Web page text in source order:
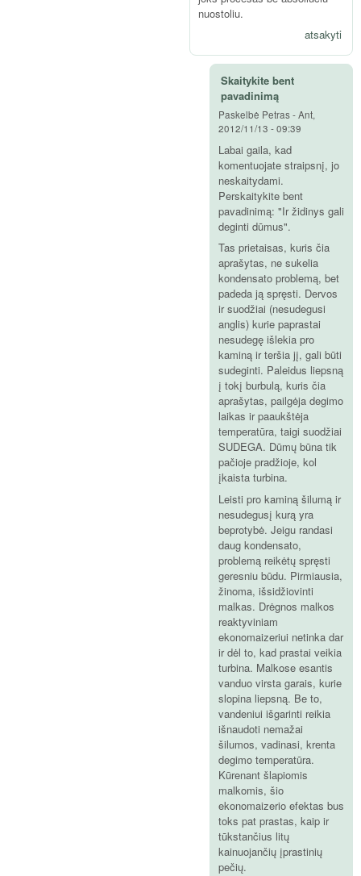
nuostoliu.
atsakyti
Skaitykite bent
pavadinimą
Paskelbė Petras-Ant,
2012/11/13 - 09:39
Labai gaila, kad
komentuojate straipsnį, jo
neskaitydami.
Perskaitykite bent
pavadinimą: "Ir židinys gali
deginti dūmus".
Tas prietaisas, kuris čia
aprašytas, ne sukelia
kondensato problemą, bet
padeda ją spręsti. Dervos
ir suodžiai (nesudegusi
anglis) kurie paprastai
nesudegę išlekia pro
kaminą ir teršia jį, gali būti
sudeginti. Paleidus liepsną
į tokį burbulą, kuris čia
aprašytas, pailgėja degimo
laikas ir paaukštėja
temperatūra, taigi suodžiai
SUDEGA. Dūmų būna tik
pačioje pradžioje, kol
įkaista turbina.
Leisti pro kaminą šilumą ir
nesudegusį kurą yra
beprotybė. Jeigu randasi
daug kondensato,
problemą reikėtų spręsti
geresniu būdu. Pirmiausia,
žinoma, išsidžiovinti
malkas. Drėgnos malkos
reaktyviniam
ekonomaizeriui netinka dar
ir dėl to, kad prastai veikia
turbina. Malkose esantis
vanduo virsta garais, kurie
slopina liepsną. Be to,
vandeniui išgarinti reikia
išnaudoti nemažai
šilumos, vadinasi, krenta
degimo temperatūra.
Kūrenant šlapiomis
malkomis, šio
ekonomaizerio efektas bus
toks pat prastas, kaip ir
tūkstančius litų
kainuojančių įprastinių
pečių.